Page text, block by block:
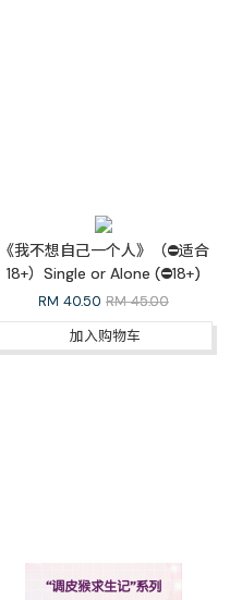
《我不想自己一个人》（⛔适合
18+）Single or Alone (⛔18+)
RM 40.50 RM 45.00
加入购物车